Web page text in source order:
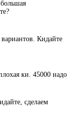
большая
вариантов. Кидайте
ки. 45000 надо
сделаем